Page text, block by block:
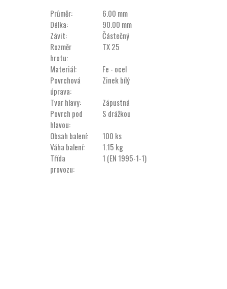
Průměr:
6.00 mm
Délka:
90.00 mm
Závit:
Částečný
Rozměr
hrotu:
TX 25
Materiál:
Fe - ocel
Povrchová
úprava:
Zinek bílý
Tvar hlavy:
Zápustná
Povrch pod
hlavou:
S drážkou
Obsah balení:
100 ks
Váha balení:
1.15 kg
Třída
provozu:
1 (EN 1995-1-1)